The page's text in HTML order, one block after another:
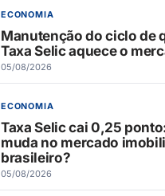
ECONOMIA
Manutenção do ciclo de
Taxa Selic aquece o
05/08/2026
ECONOMIA
Taxa Selic cai 0,25
muda no mercado
brasileiro?
05/08/2026